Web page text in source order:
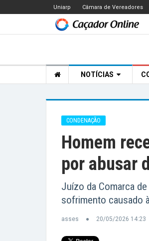
Uniarp Câmara de Vereadores
NOTÍCIAS
CONDENAÇÃO
Homem
por abusar
Juízo da Comarca
sofrimento causado
asses 20/05/2026 14:23